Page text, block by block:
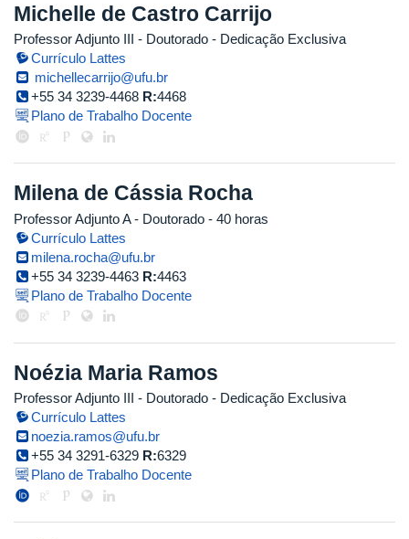
Michelle de Castro Carrijo
Professor Adjunto III - Doutorado - Dedicação Exclusiva
Currículo Lattes
michellecarrijo@ufu.br
+55 34 3239-4468 R:4468
Plano de Trabalho Docente
Milena de Cássia Rocha
Professor Adjunto A- Doutorado - 40 horas
Currículo Lattes
milena.rocha@ufu.br
+55 34 3239-4463 R:4463
Plano de Trabalho Docente
Noézia Maria Ramos
Professor Adjunto III - Doutorado - Dedicação Exclusiva
Currículo Lattes
noezia.ramos@ufu.br
+55 34 3291-6329 R:6329
Plano de Trabalho Docente